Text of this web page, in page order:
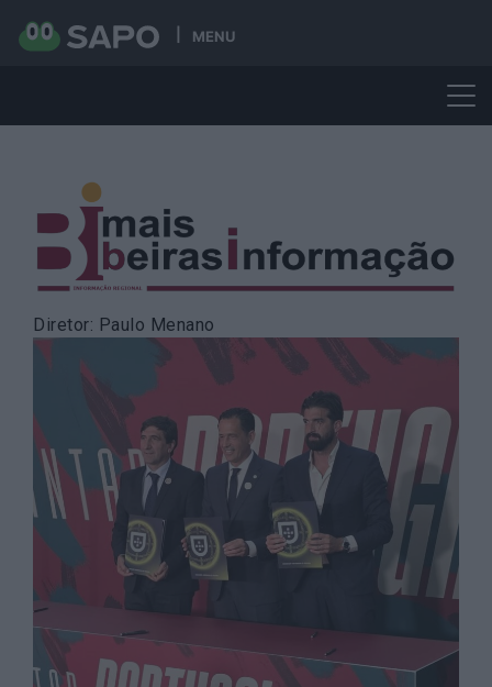
MENU
content
Diretor: Paulo Menano